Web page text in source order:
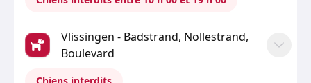
Vlissingen - Badstrand, Nollestrand,
Boulevard